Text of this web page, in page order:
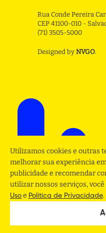
Rua Conde Pereira
CEP 41100-010 -
(71) 3505-5000
Designed by NVGO.
Utilizamos cookies e outras
melhorar sua experiência
publicidade e recomendar
utilizar nossos serviços,
Uso e Politica de Privacidade.